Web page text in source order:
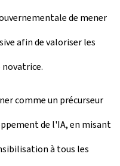
de mener
afin de valoriser les
comme un précurseur
de l'IA, en misant
à tous les